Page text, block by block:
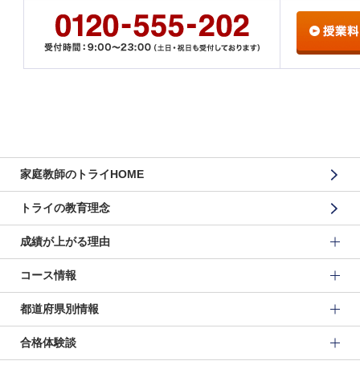
家庭教師のトライHOME
トライの教育理念
成績が上がる理由
コース情報
都道府県別情報
合格体験談